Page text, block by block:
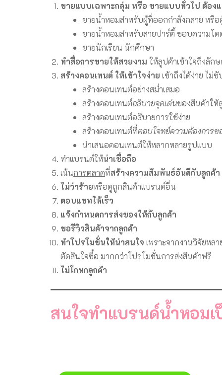
ขายแบบเฉพาะกลุ่ม หรือ ขายแบบทั่วไป ต้อง
ขายน้ำหอมสำหรับผู้ที่ออกกำลังกลาย หรื
ขายน้ำหอมสำหรับสายปาร์ตี้ ชอบความโด
ขายนักเรียน นักศึกษา
ทำสื่อการขายให้สวยงาม ให้ลูปค้าเข้าใจถึงลัก
สร้างคอนเทนต์ ให้เข้าใจง่าย เข้าถึงได้ง่าย ไม่
สร้างคอนเทนต์อย่างสม่ำเสมอ
สร้างคอนเทนต์อธิบายจุดเด่นของสินค้าให้
สร้างคอนเทนต์อธิบายการใช้ง่าย
สร้างคอนเทนต์ที่ตอบโจทย์ความต้องการข
นำเสนอคอนเทนต์ให้หลากหลายรูปแบบ
ทำแบรนด์ให้น่าเชื่อถือ
เน้นการตลาดที่สร้างความสัมพันธ์อันดีกับลูกค้า
ไม่ว่าร้ายหรือดูถูกสินค้าแบรนด์อื่น
ตอบแชทให้เร็ว
แจ้งกำหนดการส่งของให้กับลูกค้า
ขอรีวิวสินค้าจากลูกค้า
ทำโปรโมชั่นให้น่าสนใจ เพราะจากงานวิจัยหล
ตัดสินใจซื้อ มากกว่าโปรโมชั่นการส่งสินค้าฟรี
ไม่โกหกลูกค้า
สนใจทำแบรนด์น้ำหอม